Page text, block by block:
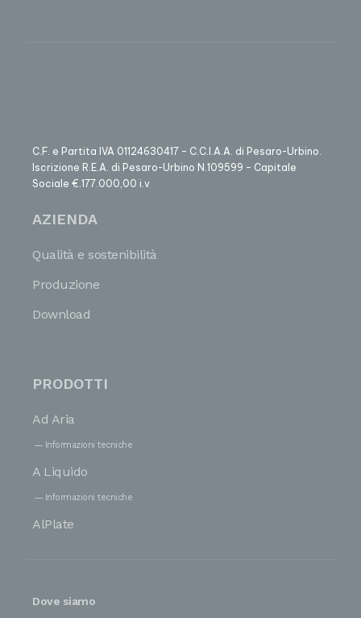
C.F. e Partita IVA 01124630417 – C.C.I.A.A. di Pesaro-Urbino.
Iscrizione R.E.A. di Pesaro-Urbino N.109599 – Capitale
Sociale €.177.000,00 i.v
AZIENDA
Qualità e sostenibilità
Produzione
Download
PRODOTTI
Ad Aria
Informazioni tecniche
A Liquido
Informazioni tecniche
AlPlate
Dove siamo